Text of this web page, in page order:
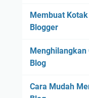
Membuat
Blogger
Menghilangkan
Blog
Cara Mudah